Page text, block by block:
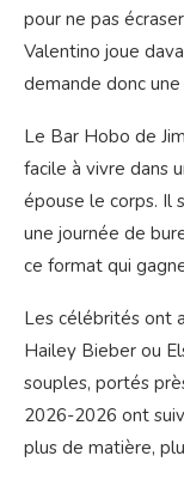
pour ne pas
Valentino joue
demande donc
Le Bar Hobo de
facile à vivre dans
épouse le corps. Il
une journée de
ce format qui
Les célébrités ont
Hailey Bieber ou
souples, portés
2026-2026 ont
plus de matière,